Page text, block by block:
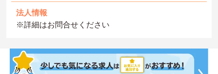
法人情報
※詳細はお問合せください